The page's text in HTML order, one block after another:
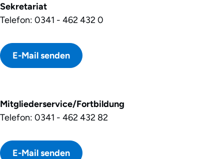
Sekretariat
Telefon: 0341 - 462 432 0
E-Mail senden
Mitgliederservice/Fortbildung
Telefon: 0341 - 462 432 82
E-Mail senden